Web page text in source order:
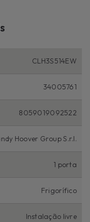
CLH3S514EW
34005761
8059019092522
Hoover Group S.r.l.
1 porta
Frigorífico
Instalação livre